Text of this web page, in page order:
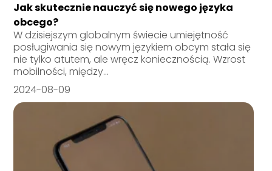
Jak skutecznie nauczyć się nowego języka
obcego?
W dzisiejszym globalnym świecie umiejętność
posługiwania się nowym językiem obcym stała się
nie tylko atutem, ale wręcz koniecznością. Wzrost
mobilności, między...
2024-08-09